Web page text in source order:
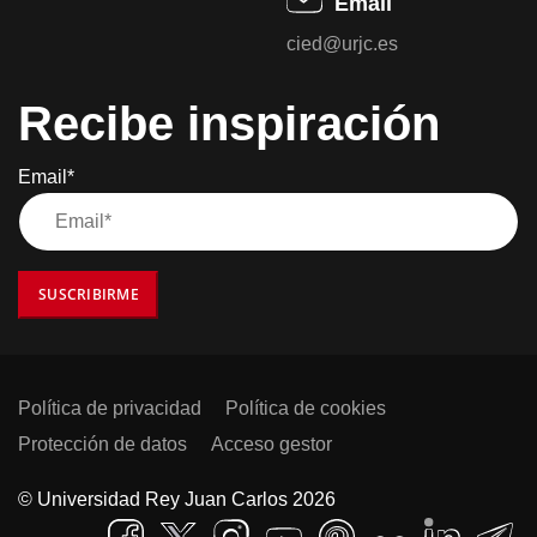
cied@urjc.es
Recibe inspiración
Email*
SUSCRIBIRME
Política de privacidad
Política de cookies
Protección de datos
Acceso gestor
© Universidad Rey Juan Carlos 2026